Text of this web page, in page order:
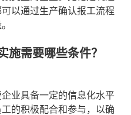
以通过生产确认报工流程
施需要哪些条件？
业具备一定的信息化水平
的积极配合和参与，以确